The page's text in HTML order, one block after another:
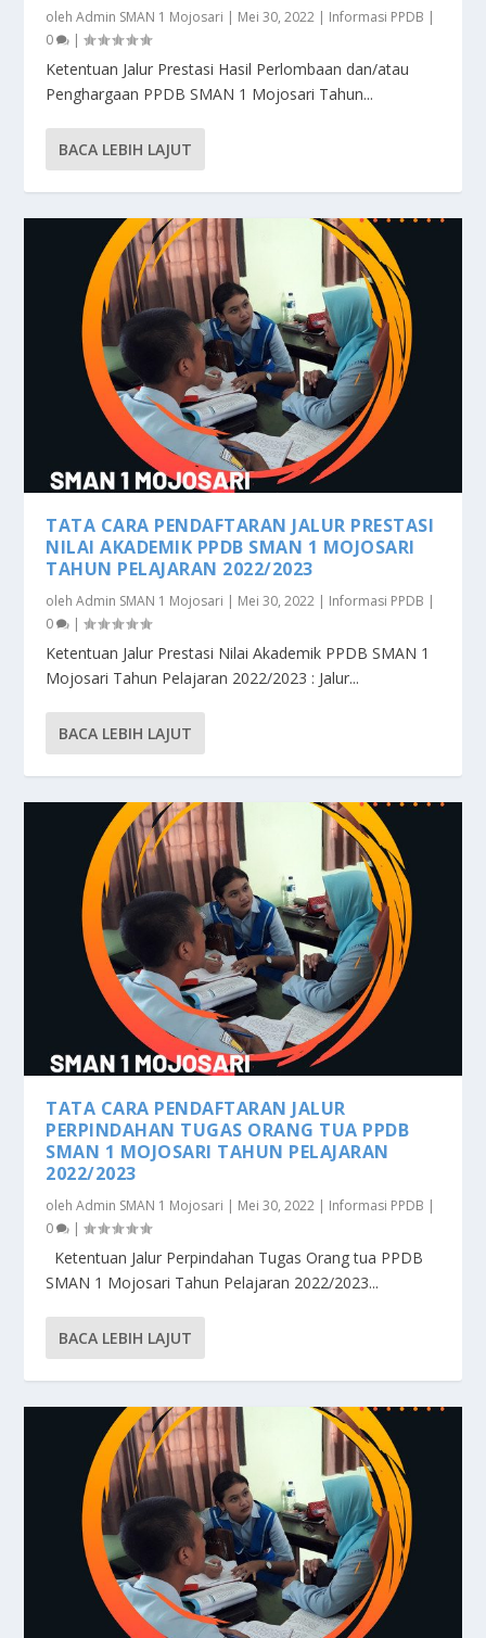
olehAdmin SMAN 1 Mojosari | Mei 30, 2022 | Informasi PPDB |
0
|
Ketentuan Jalur Prestasi Hasil Perlombaan dan/atau
Penghargaan PPDB SMAN 1 Mojosari Tahun...
BACA LEBIH LAJUT
TATA CARA PENDAFTARAN JALUR PRESTASI
NILAI AKADEMIK PPDB SMAN 1 MOJOSARI
TAHUN PELAJARAN 2022/2023
olehAdmin SMAN 1 Mojosari | Mei 30, 2022 | Informasi PPDB |
0
|
Ketentuan Jalur Prestasi Nilai Akademik PPDB SMAN 1
Mojosari Tahun Pelajaran 2022/2023 : Jalur...
BACA LEBIH LAJUT
TATA CARA PENDAFTARAN JALUR
PERPINDAHAN TUGAS ORANG TUA PPDB
SMAN 1 MOJOSARI TAHUN PELAJARAN
2022/2023
olehAdmin SMAN 1 Mojosari | Mei 30, 2022 | Informasi PPDB |
0
|
Ketentuan Jalur Perpindahan Tugas Orang tua PPDB
SMAN 1 Mojosari Tahun Pelajaran 2022/2023...
BACA LEBIH LAJUT